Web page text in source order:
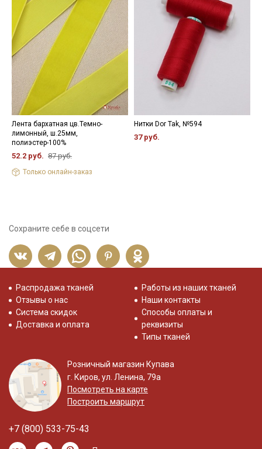
Лента бархатная цв.Темно-
лимонный, ш.25мм,
полиэстер-100%
52.2 руб. 87 руб.
Только онлайн-заказ
Нитки Dor Tak, №594
37 руб.
Сохраните себе в соцсети
Распродажа тканей
Отзывы о нас
Система скидок
Доставка и оплата
Работы из наших тканей
Наши контакты
Способы оплаты и
реквизиты
Типы тканей
Розничный магазин Купава
г. Киров, ул. Ленина, 79а
Посмотреть на карте
Построить маршрут
+7 (800) 533-75-43